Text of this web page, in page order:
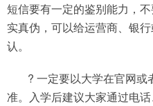
短信要有一定的鉴别能力，
实真伪，可以给运营商、银
认。
? 一定要以大学在官网
准。入学后建议大家通过电